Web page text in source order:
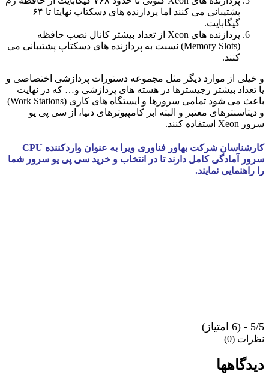
پشتیبانی می کنند اما پردازنده های دسکتاپ نهایتا تا ۶۴
گیگابایت.
پردازنده های Xeon از تعداد بیشتر کانال نصب حافظه
(Memory Slots) نسبت به پردازنده های دسکتاپ پشتیبانی می
کنند.
و خیلی از موارد دیگر مثل مجموعه دستورات پردازشی اختصاصی و
یا تعداد بیشتر رجیسترها در هسته های پردازشی و… که در نهایت
باعث می شود تمامی سرورها و ایستگاه های کاری (Work Stations)
و دیتاسنترهای معتبر و البته ابر کامپیوترهای دنیا، از سی پی یو
سرور Xeon استفاده کنند.
کارشناسان شرکت بهاور فناوری ویرا به عنوان واردکننده CPU
سرور آمادگی کامل دارند تا در انتخاب و خرید سی پی یو سرور شما
را راهنمایی نمایند.
5/5 - (6 امتیاز)
نظرات (0)
دیدگاهها